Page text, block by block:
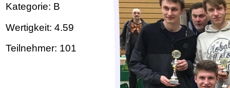
Kategorie: B
Wertigkeit: 4.59
Teilnehmer: 101